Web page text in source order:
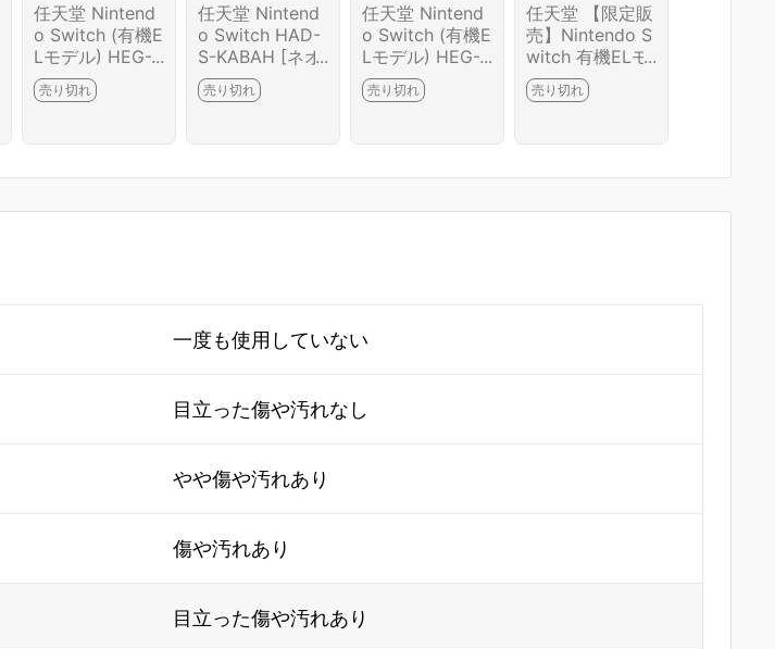
任天堂 Nintend
o Switch (有機E
Lモデル) HEG-S
-KAAAA [ホワイ
ト] HA03-M377
売り切れ
任天堂 Nintend
o Switch HAD-
S-KABAH [ネオ
ンブルー・ネオ
ンレッド] HA03
売り切れ
任天堂 Nintend
o Switch (有機E
Lモデル) HEG-S
-KAAAA [ホワイ
ト] HA03-M28
売り切れ
任天堂 【限定販
売】Nintendo S
witch 有機ELモ
デル HEG-S-KA
BAA ネオンブル
ド HA03-A9891
売り切れ
ス付
一度も使用していない
目立った傷や汚れなし
やや傷や汚れあり
傷や汚れあり
目立った傷や汚れあり